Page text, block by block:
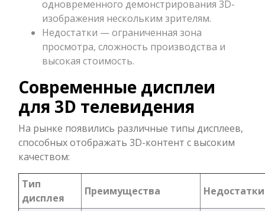
одновременного демонстрирования 3D-
изображения нескольким зрителям.
Недостатки — ограниченная зона
просмотра, сложность производства и
высокая стоимость.
Современные дисплеи
для 3D телевидения
На рынке появились различные типы дисплеев,
способных отображать 3D-контент с высоким
качеством:
Тип
дисплея
Преимущества Недостатки